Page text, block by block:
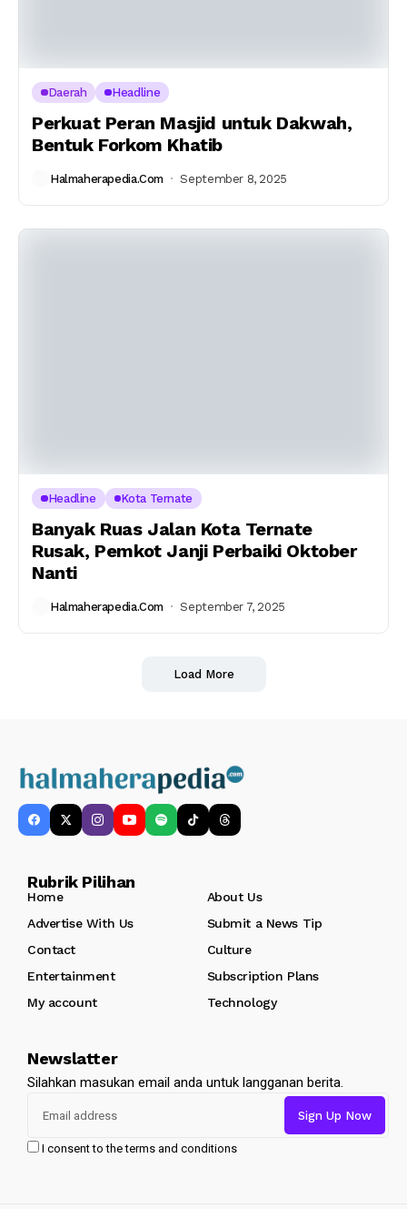
Daerah Headline
Perkuat Peran Masjid untuk Dakwah,
Bentuk Forkom Khatib
Halmaherapedia.com September 8, 2025
Headline Kota Ternate
Banyak Ruas Jalan Kota Ternate
Rusak, Pemkot Janji Perbaiki Oktober
Nanti
Halmaherapedia.com September 7, 2025
Load More
Rubrik Pilihan
Home
About Us
Advertise With Us
Submit a News Tip
Contact
Culture
Entertainment
Subscription Plans
My account
Technology
Newslatter
Silahkan masukan email anda untuk langganan berita.
I consent to the terms and conditions